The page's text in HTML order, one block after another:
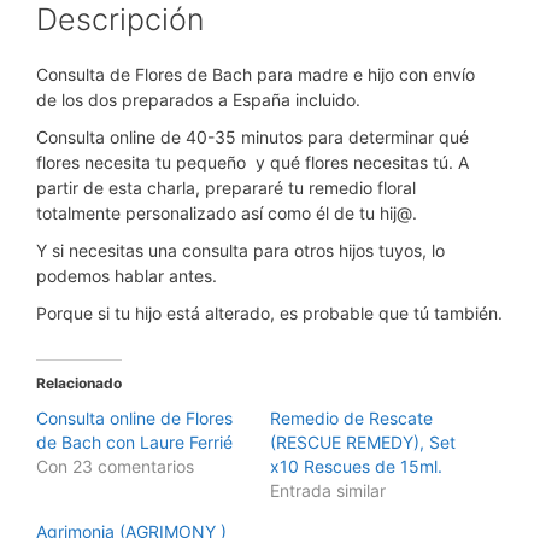
Descripción
Consulta de Flores de Bach para madre e hijo con envío
de los dos preparados a España incluido.
Consulta online de 40-35 minutos para determinar qué
flores necesita tu pequeño y qué flores necesitas tú. A
partir de esta charla, prepararé tu remedio floral
totalmente personalizado así como él de tu hij@.
Y si necesitas una consulta para otros hijos tuyos, lo
podemos hablar antes.
Porque si tu hijo está alterado, es probable que tú también.
Relacionado
Consulta online de Flores
de Bach con Laure Ferrié
Con 23 comentarios
Remedio de Rescate
(RESCUE REMEDY), Set
x10 Rescues de 15ml.
Entrada similar
Agrimonia (AGRIMONY )